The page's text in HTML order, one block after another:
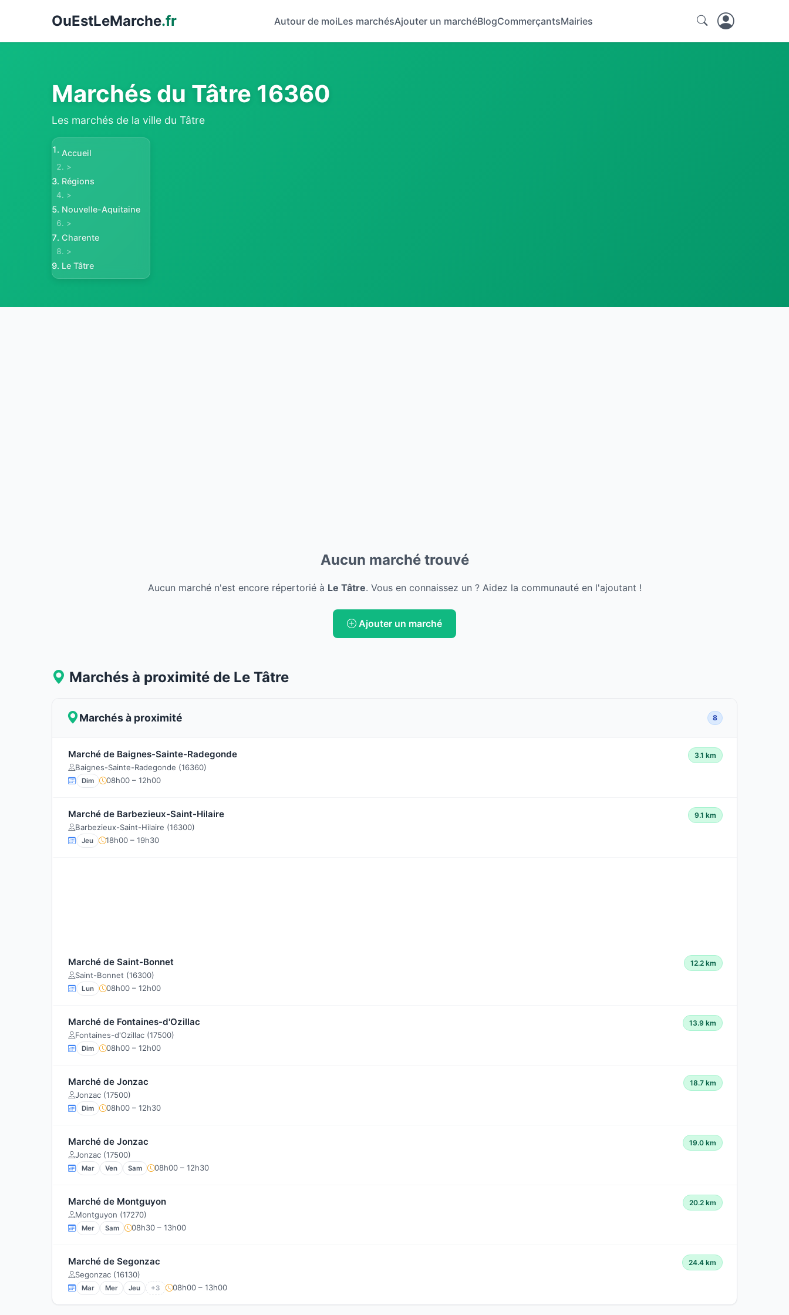
OuEstLeMarche.fr Autour de moiLes marchésAjouter un marchéBlogCommerçantsMairies
Marchés du Tâtre 16360
Les marchés de la ville du Tâtre
Accueil
>
Régions
>
Nouvelle-Aquitaine
>
Charente
>
Le Tâtre
Aucun marché trouvé
Aucun marché n'est encore répertorié à Le Tâtre. Vous en connaissez un ? Aidez la communauté en l'ajoutant !
Ajouter un marché
Marchés à proximité de Le Tâtre
Marchés à proximité 8
Marché de Baignes-Sainte-Radegonde
Baignes-Sainte-Radegonde (16360)
3.1 km
Dim 08h00 – 12h00
Marché de Barbezieux-Saint-Hilaire
Barbezieux-Saint-Hilaire (16300)
9.1 km
Jeu 18h00 – 19h30
Marché de Saint-Bonnet
Saint-Bonnet (16300)
12.2 km
Lun 08h00 – 12h00
Marché de Fontaines-d'Ozillac
Fontaines-d'Ozillac (17500)
13.9 km
Dim 08h00 – 12h00
Marché de Jonzac
Jonzac (17500)
18.7 km
Dim 08h00 – 12h30
Marché de Jonzac
Jonzac (17500)
19.0 km
Mar Ven Sam 08h00 – 12h30
Marché de Montguyon
Montguyon (17270)
20.2 km
Mer Sam 08h30 – 13h00
Marché de Segonzac
Segonzac (16130)
24.4 km
Mar Mer Jeu +3 08h00 – 13h00